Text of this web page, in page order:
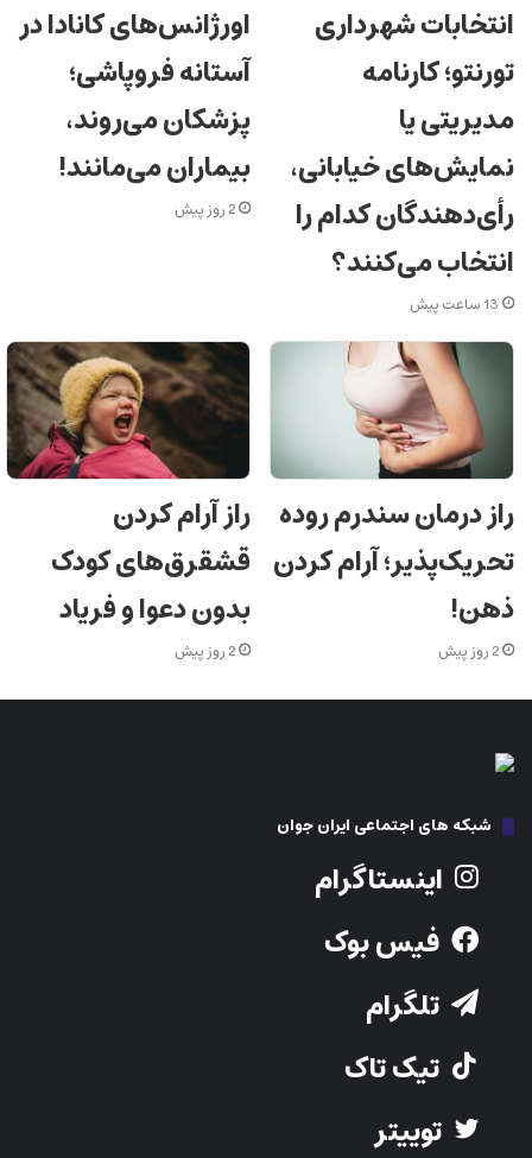
انتخابات شهرداری
تورنتو؛ کارنامه
مدیریتی یا
نمایش‌های خیابانی،
رأی‌دهندگان کدام را
انتخاب می‌کنند؟
13 ساعت پیش
اورژانس‌های کانادا در
آستانه فروپاشی؛
پزشکان می‌روند،
بیماران می‌مانند!
2 روز پیش
راز درمان سندرم روده
تحریک‌پذیر؛ آرام کردن
ذهن!
2 روز پیش
راز آرام کردن
قشقرق‌های کودک
بدون دعوا و فریاد
2 روز پیش
شبکه های اجتماعی ایران جوان
اینستاگرام
فیس بوک
تلگرام
تیک تاک
توییتر